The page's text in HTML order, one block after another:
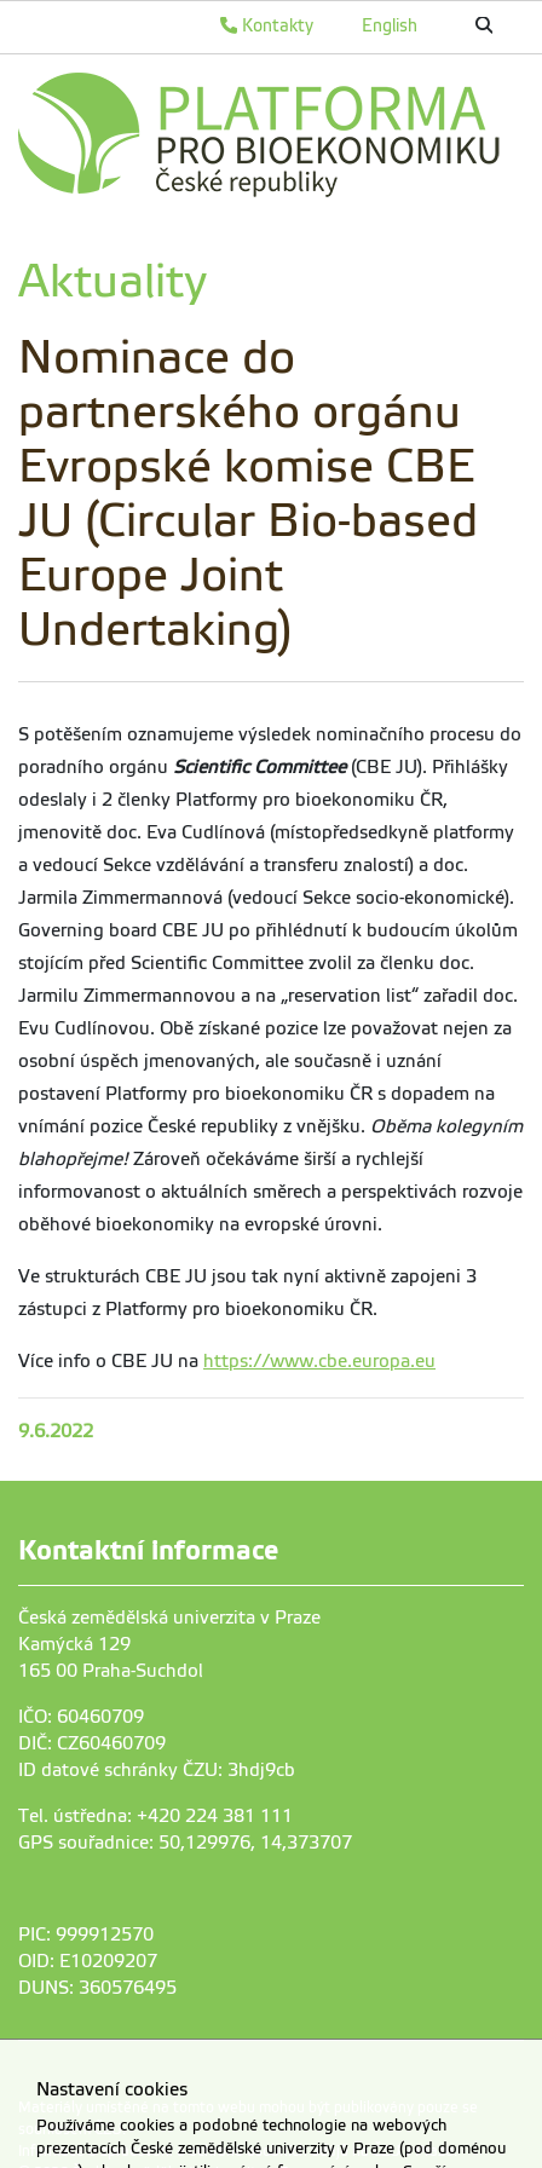
English
Kontakty
Aktuality
Nominace do
partnerského orgánu
Evropské komise CBE
JU (Circular Bio-based
Europe Joint
Undertaking)
S potěšením oznamujeme výsledek nominačního procesu do
poradního orgánu Scientific Committee(CBE JU). Přihlášky
odeslaly i 2 členky Platformy pro bioekonomiku ČR,
jmenovitě doc. Eva Cudlínová (místopředsedkyně platformy
a vedoucí Sekce vzdělávání a transferu znalostí) a doc.
Jarmila Zimmermannová (vedoucí Sekce socio-ekonomické).
Governing board CBE JU po přihlédnutí k budoucím úkolům
stojícím před Scientific Committee zvolil za členku doc.
Jarmilu Zimmermannovou a na „reservation list“ zařadil doc.
Evu Cudlínovou. Obě získané pozice lze považovat nejen za
osobní úspěch jmenovaných, ale současně i uznání
postavení Platformy pro bioekonomiku ČR s dopadem na
vnímání pozice České republiky z vnějšku. Oběma kolegyním
blahopřejme!Zároveň očekáváme širší a rychlejší
informovanost o aktuálních směrech a perspektivách rozvoje
oběhové bioekonomiky na evropské úrovni.
Ve strukturách CBE JU jsou tak nyní aktivně zapojeni 3
zástupci z Platformy pro bioekonomiku ČR.
Více info o CBE JU na https://www.cbe.europa.eu
9.6.2022
Kontaktní informace
Česká zemědělská univerzita v Praze
Kamýcká 129
165 00 Praha-Suchdol
IČO: 60460709
DIČ: CZ60460709
ID datové schránky ČZU: 3hdj9cb
Tel. ústředna: +420 224 381 111
GPS souřadnice: 50,129976, 14,373707
PIC: 999912570
OID: E10209207
DUNS: 360576495
souhlasem ČZU.
Informace o zpracování a ochraně osobních údajů na ČZU v Praze.
Nastavení cookies
Používáme cookies a podobné technologie na webových
prezentacích České zemědělské univerzity v Praze (pod doménou